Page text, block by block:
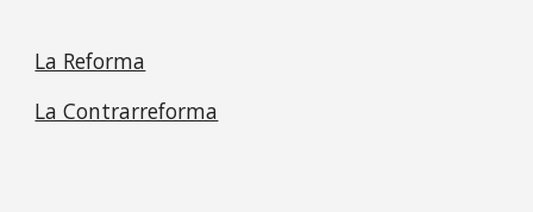
La Reforma
La Contrarreforma